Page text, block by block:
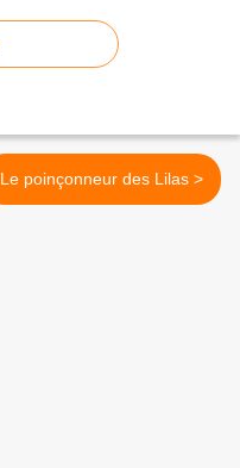
Le poinçonneur des Lilas >